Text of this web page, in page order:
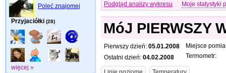
Poleć znajomej
Przyjaciółki (28)
więcej »
Podgląd analizy wykresu Moje statystyki
MóJ PIERWSZY
Pierwszy dzień: 05.01.2008
Ostatni dzień: 04.02.2008
Miejsce
Termometr: